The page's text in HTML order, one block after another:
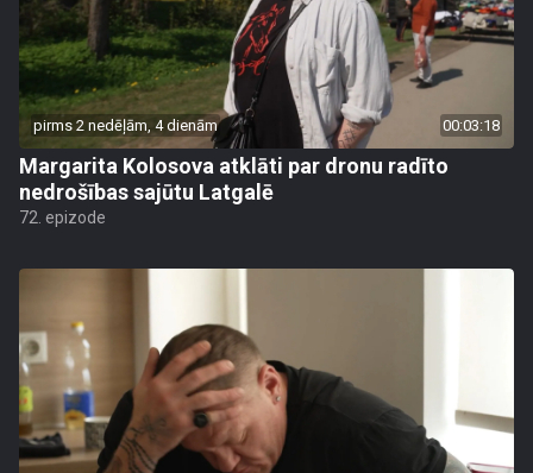
pirms 2 nedēļām, 4 dienām 00:03:18
Margarita Kolosova atklāti par dronu radīto
nedrošības sajūtu Latgalē
72. epizode